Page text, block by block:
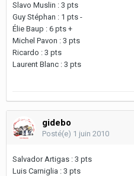
Slavo Muslin : 3 pts
Guy Stéphan : 1 pts -
Élie Baup : 6 pts +
Michel Pavon : 3 pts
Ricardo : 3 pts
Laurent Blanc : 3 pts
gidebo
Posté(e) 1 juin 2010
Salvador Artigas : 3 pts
Luis Carniglia : 3 pts